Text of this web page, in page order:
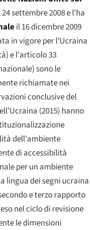
24 settembre 2008 e l'ha
il 16 dicembre 2009
in vigore per l'Ucraina
e l'articolo 33
sono le
richiamate nei
conclusive del
(2015) hanno
dell'ambiente
di accessibilità
per un ambiente
lingua dei segni ucraina
e terzo rapporto
nel ciclo di revisione
le dimensioni